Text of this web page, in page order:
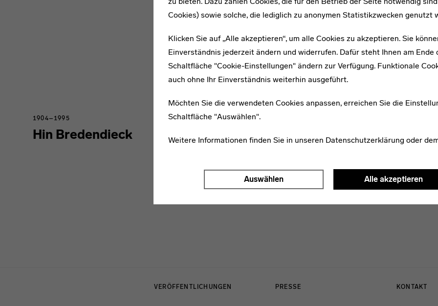
Cookies) sowie solche, die lediglich zu anonymen Statistikzwecken genutzt
Klicken Sie auf „Alle akzeptieren“, um alle Cookies zu akzeptieren. Sie
Einverständnis jederzeit ändern und widerrufen. Dafür steht Ihnen am Ende
Schaltfläche "Cookie-Einstellungen" ändern zur Verfügung. Funktionale
auch ohne Ihr Einverständnis weiterhin ausgeführt.
Möchten Sie die verwendeten Cookies anpassen, erreichen Sie die
Schaltfläche "Auswählen".
Weitere Informationen finden Sie in unseren Datenschutzerklärung oder
Auswählen Alle akzeptieren
WEITERE ARTIKEL ZUM THEMA
Hin Bredendieck
1904–1995
Franz Hausbrand
1900–1986
VERÖFFENTLICHUNGEN PRESSE KONTAKT